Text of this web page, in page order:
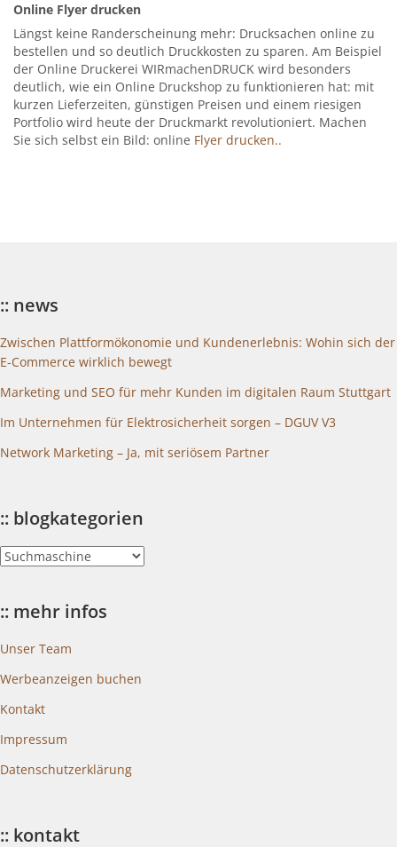
Online Flyer drucken
Längst keine Randerscheinung mehr: Drucksachen online zu
bestellen und so deutlich Druckkosten zu sparen. Am Beispiel
der Online Druckerei WIRmachenDRUCK wird besonders
deutlich, wie ein Online Druckshop zu funktionieren hat: mit
kurzen Lieferzeiten, günstigen Preisen und einem riesigen
Portfolio wird heute der Druckmarkt revolutioniert. Machen
Sie sich selbst ein Bild: online Flyer drucken..
:: news
Zwischen Plattformökonomie und Kundenerlebnis: Wohin sich der
E-Commerce wirklich bewegt
Marketing und SEO für mehr Kunden im digitalen Raum Stuttgart
Im Unternehmen für Elektrosicherheit sorgen – DGUV V3
Network Marketing – Ja, mit seriösem Partner
:: blogkategorien
::
blogkategorien
:: mehr infos
Unser Team
Werbeanzeigen buchen
Kontakt
Impressum
Datenschutzerklärung
:: kontakt